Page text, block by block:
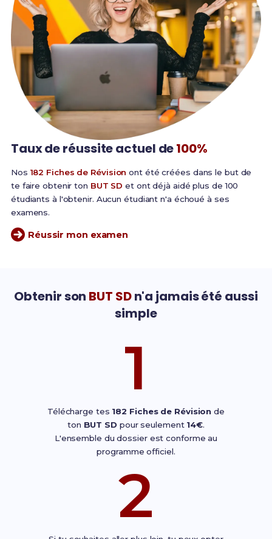
Taux de réussiteactuel de100%
Nos 182 Fiches de Révision ont été créées dans le but de
te faire obtenir ton BUT SD et ont déjà aidé plus de 100
étudiants à l'obtenir. Aucun étudiant n'a échoué à ses
examens.
Réussir mon examen
Obtenir son BUT SDn'a jamais été aussi
simple
1
Télécharge tes 182 Fiches de Révision de
ton BUT SD pour seulement 14€.
L'ensemble du dossier est conforme au
programme officiel.
2